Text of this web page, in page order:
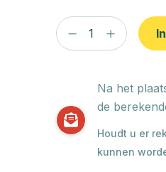
Na het
de
Houdt u er
kunnen